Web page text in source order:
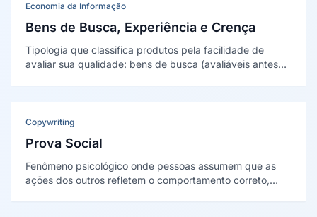
Economia da Informação
Bens de Busca, Experiência e Crença
Tipologia que classifica produtos pela facilidade de
avaliar sua qualidade: bens de busca (avaliáveis antes
Copywriting
Prova Social
Fenômeno psicológico onde pessoas assumem que as
ações dos outros refletem o comportamento correto,